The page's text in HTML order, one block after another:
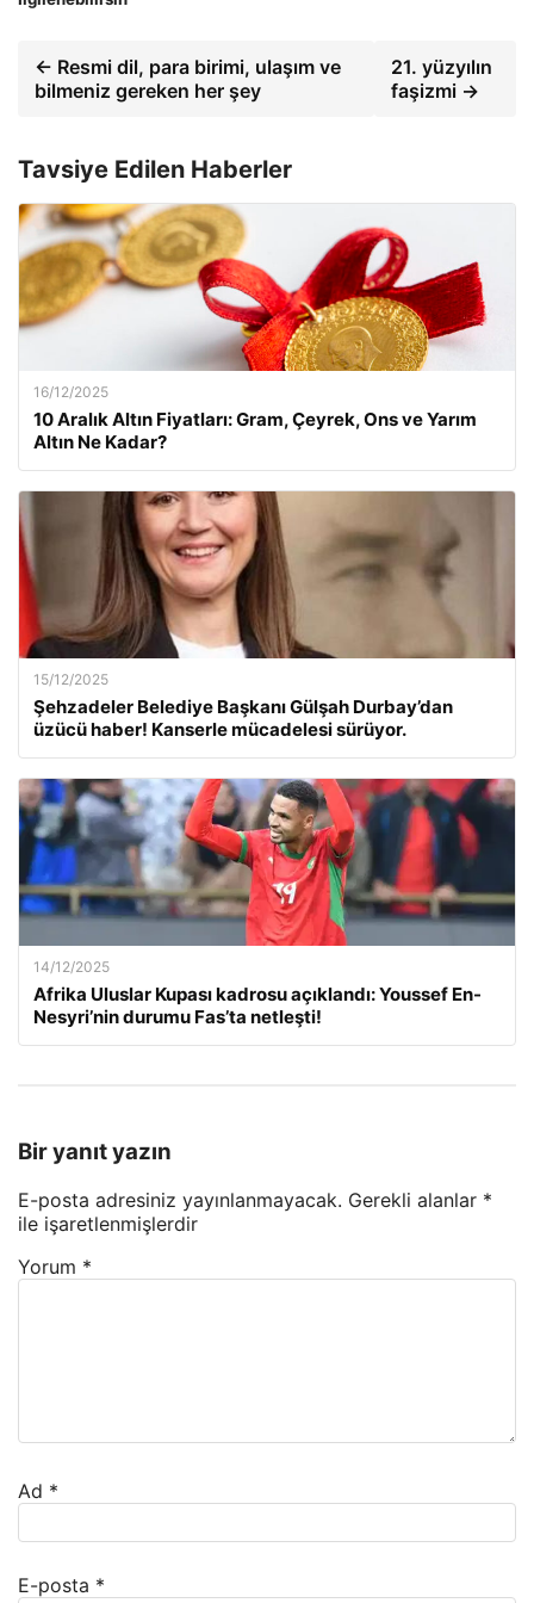
← Resmi dil, para birimi, ulaşım ve
bilmeniz gereken her şey
21. yüzyılın
faşizmi →
Tavsiye Edilen Haberler
16/12/2025
10 Aralık Altın Fiyatları: Gram, Çeyrek, Ons ve Yarım
Altın Ne Kadar?
15/12/2025
Şehzadeler Belediye Başkanı Gülşah Durbay’dan
üzücü haber! Kanserle mücadelesi sürüyor.
14/12/2025
Afrika Uluslar Kupası kadrosu açıklandı: Youssef En-
Nesyri’nin durumu Fas’ta netleşti!
Bir yanıt yazın
E-posta adresiniz yayınlanmayacak. Gerekli alanlar *
ile işaretlenmişlerdir
Yorum *
Ad *
E-posta *